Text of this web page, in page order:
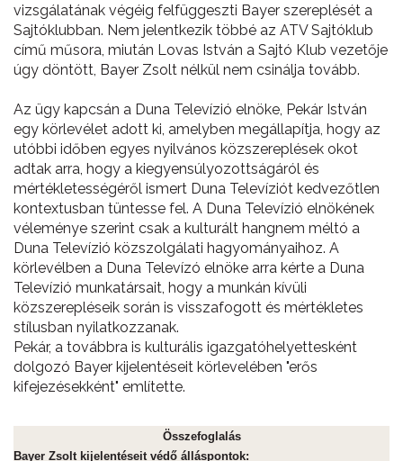
vizsgálatának végéig felfüggeszti Bayer szereplését a
Sajtóklubban. Nem jelentkezik többé az ATV Sajtóklub
című műsora, miután Lovas István a Sajtó Klub vezetője
úgy döntött, Bayer Zsolt nélkül nem csinálja tovább.
Az ügy kapcsán a Duna Televízió elnöke, Pekár István
egy körlevélet adott ki, amelyben megállapítja, hogy az
utóbbi időben egyes nyilvános közszereplések okot
adtak arra, hogy a kiegyensúlyozottságáról és
mértékletességéről ismert Duna Televíziót kedvezőtlen
kontextusban tüntesse fel. A Duna Televízió elnökének
véleménye szerint csak a kulturált hangnem méltó a
Duna Televízió közszolgálati hagyományaihoz. A
körlevélben a Duna Televízó elnöke arra kérte a Duna
Televízió munkatársait, hogy a munkán kívüli
közszerepléseik során is visszafogott és mértékletes
stílusban nyilatkozzanak.
Pekár, a továbbra is kulturális igazgatóhelyettesként
dolgozó Bayer kijelentéseit körlevelében "erős
kifejezésekként" említette.
Összefoglalás
Bayer Zsolt kijelentéseit védő álláspontok: